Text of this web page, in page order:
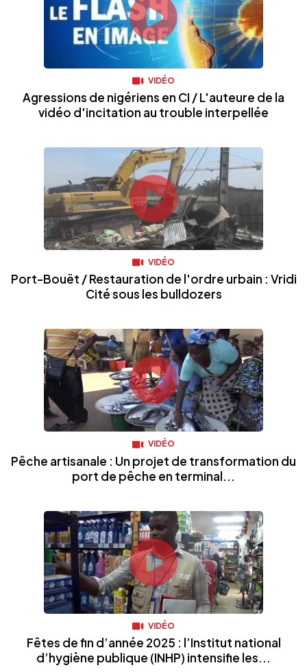
VIDÉO
Agressions de nigériens en CI / L'auteure de la
vidéo d'incitation au trouble interpellée
VIDÉO
Port-Bouët / Restauration de l'ordre urbain : Vridi
Cité sous les bulldozers
VIDÉO
Pêche artisanale : Un projet de transformation du
port de pêche en terminal...
VIDÉO
Fêtes de fin d’année 2025 : l’Institut national
d’hygiène publique (INHP) intensifie les...